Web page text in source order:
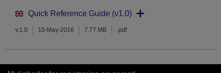
Quick Reference Guide (v1.0)
v.1.0 10-May-2016 7.77 MB .pdf